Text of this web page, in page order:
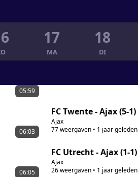
17
MA
18
DI
05:59
FC Twente - Ajax (5-1)
Ajax
77weergaven • 1 jaar geleden
06:03
FC Utrecht - Ajax (1-1)
Ajax
26weergaven • 1 jaar geleden
06:05